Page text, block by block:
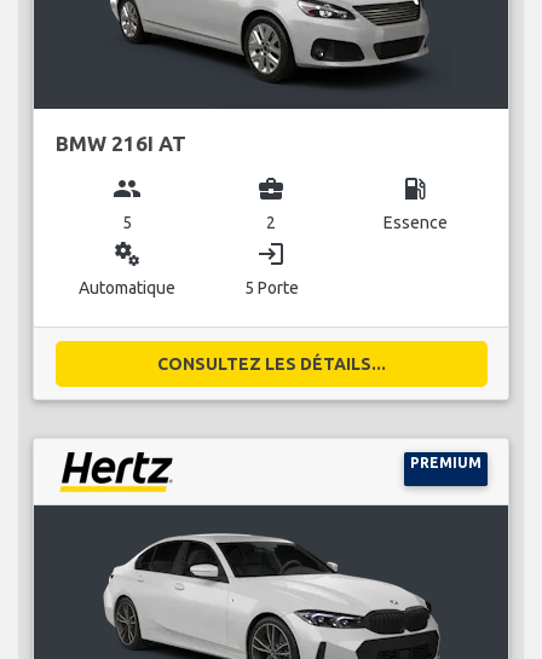
BMW 216I AT
group
5
business_center
2
local_gas_station
Essence
miscellaneous_services
Automatique
login
5 Porte
CONSULTEZ LES DÉTAILS...
PREMIUM